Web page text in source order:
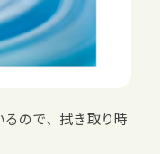
ので、拭き取り時